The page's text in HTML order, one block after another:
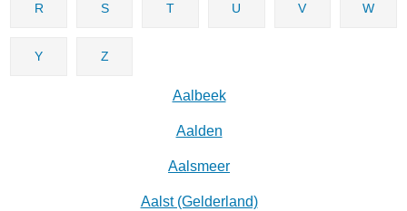
R S T U V W
Y Z
Aalbeek
Aalden
Aalsmeer
Aalst (Gelderland)